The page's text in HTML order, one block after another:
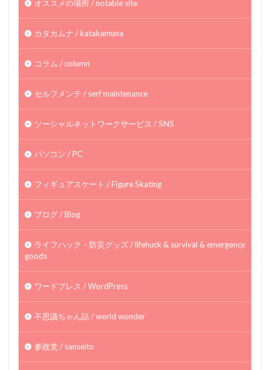
オススメの場所 / notable site
カタカムナ / katakamuna
コラム / column
セルフメンテ / serf maintenance
ソーシャルネットワークサービス / SNS
パソコン / PC
フィギュアスケート / Figure Skating
ブログ / Blog
ライフハック・防災グッズ / lifehuck & survival & emergency
goods
ワードプレス / WordPress
不思議ちゃん話 / world wonder
参政党 / sanseito